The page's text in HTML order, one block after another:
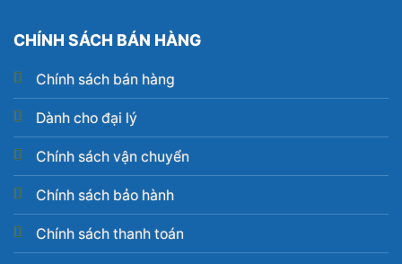
CHÍNH SÁCH BÁN HÀNG
Chính sách bán hàng
Dành cho đại lý
Chính sách vận chuyển
Chính sách bảo hành
Chính sách thanh toán